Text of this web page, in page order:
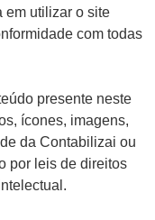
em utilizar o site
com todas
presente neste
ícones, imagens,
da Contabilizai ou
por leis de direitos